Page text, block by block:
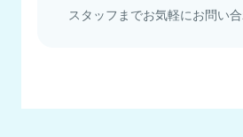
スタッフまでお気軽にお問い合